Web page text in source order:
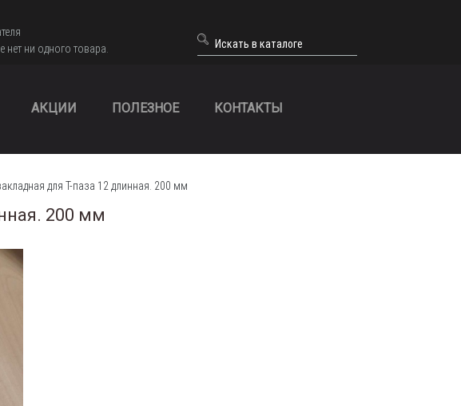
нет ни одного товара.
АКЦИИ ПОЛЕЗНОЕ КОНТАКТЫ
для Т-паза 12 длинная. 200 мм
200 мм